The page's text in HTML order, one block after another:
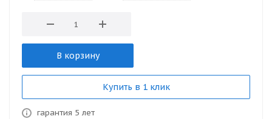
В корзину
Купить в 1 клик
гарантия 5 лет